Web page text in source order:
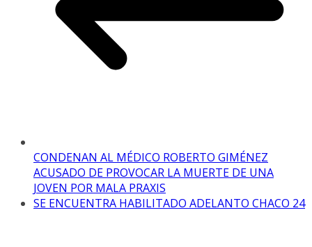
CONDENAN AL MÉDICO ROBERTO GIMÉNEZ
ACUSADO DE PROVOCAR LA MUERTE DE UNA
JOVEN POR MALA PRAXIS
SE ENCUENTRA HABILITADO ADELANTO CHACO 24